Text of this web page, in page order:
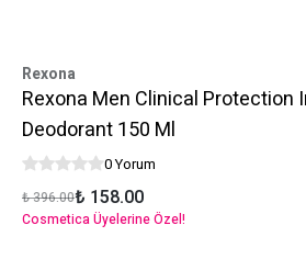
Rexona
Rexona Men Clinical Protection
Deodorant 150 Ml
0 Yorum
₺ 396.00₺ 158.00
Cosmetica Üyelerine Özel!